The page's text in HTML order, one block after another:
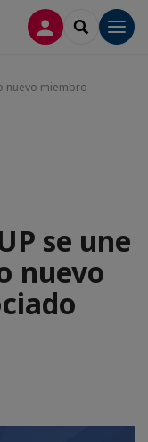
CONECTARSE
SEARCH
nuevo miembro
se une
nuevo